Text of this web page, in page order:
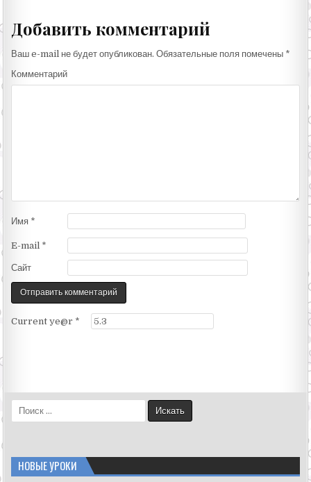
Добавить комментарий
Ваш e-mail не будет опубликован. Обязательные поля помечены *
Комментарий
Имя *
E-mail *
Сайт
Current ye@r *
e
h
НОВЫЕ УРОКИ